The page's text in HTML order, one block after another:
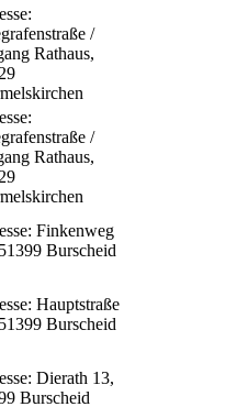
/
Rathaus,
/
Rathaus,
Finkenweg
Burscheid
Hauptstraße
Burscheid
Dierath 13,
Burscheid